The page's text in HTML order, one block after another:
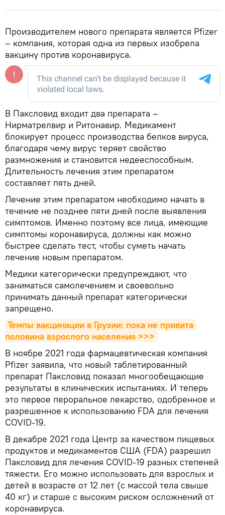
Производителем нового препарата является Pfizer
– компания, которая одна из первых изобрела
вакцину против коронавируса.
В Паксловид входит два препарата –
Нирматрелвир и Ритонавир. Медикамент
блокирует процесс производства белков вируса,
благодаря чему вирус теряет свойство
размножения и становится недееспособным.
Длительность лечения этим препаратом
составляет пять дней.
Лечение этим препаратом необходимо начать в
течение не позднее пяти дней после выявления
симптомов. Именно поэтому все лица, имеющие
симптомы коронавируса, должны как можно
быстрее сделать тест, чтобы суметь начать
лечение новым препаратом.
Медики категорически предупреждают, что
заниматься самолечением и своевольно
принимать данный препарат категорически
запрещено.
Темпы вакцинации в Грузии: пока не привита
половина взрослого населения >>>
В ноябре 2021 года фармацевтическая компания
Pfizer заявила, что новый таблетированный
препарат Паксловид показал многообещающие
результаты в клинических испытаниях. И теперь
это первое пероральное лекарство, одобренное и
разрешенное к использованию FDA для лечения
COVID-19.
В декабре 2021 года Центр за качеством пищевых
продуктов и медикаментов США (FDA) разрешил
Паксловид для лечения COVID-19 разных степеней
тяжести. Его можно использовать для взрослых и
детей в возрасте от 12 лет (с массой тела свыше
40 кг) и старше с высоким риском осложнений от
коронавируса.